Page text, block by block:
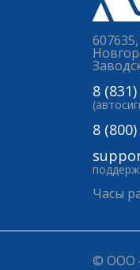
8
8
Часы
© ООО